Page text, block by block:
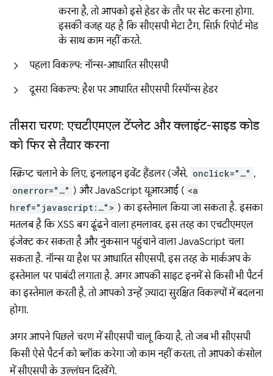
करना है, तो आपको इसे हेडर के तौर पर सेट करना होगा.
इसकी वजह यह है कि सीएसपी मेटा टैग, सिर्फ़ रिपोर्ट मोड
के साथ काम नहीं करते.
पहला विकल्प: नॉन्स-आधारित सीएसपी
दूसरा विकल्प: हैश पर आधारित सीएसपी रिस्पॉन्स हेडर
तीसरा चरण: एचटीएमएल टेंप्लेट और क्लाइंट-साइड कोड
को फिर से तैयार करना
स्क्रिप्ट चलाने के लिए, इनलाइन इवेंट हैंडलर (जैसे, onclick="…" ,
onerror="…" ) और JavaScript यूआरआई ( <a
href="javascript:…"> ) का इस्तेमाल किया जा सकता है. इसका
मतलब है कि XSS बग ढूंढने वाला हमलावर, इस तरह का एचटीएमएल
इंजेक्ट कर सकता है और नुकसान पहुंचाने वाला JavaScript चला
सकता है. नॉन्स या हैश पर आधारित सीएसपी, इस तरह के मार्कअप के
इस्तेमाल पर पाबंदी लगाता है. अगर आपकी साइट इनमें से किसी भी पैटर्न
का इस्तेमाल करती है, तो आपको उन्हें ज़्यादा सुरक्षित विकल्पों में बदलना
होगा.
अगर आपने पिछले चरण में सीएसपी चालू किया है, तो जब भी सीएसपी
किसी ऐसे पैटर्न को ब्लॉक करेगा जो काम नहीं करता, तो आपको कंसोल
में सीएसपी के उल्लंघन दिखेंगे.